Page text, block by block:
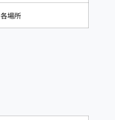
各場所